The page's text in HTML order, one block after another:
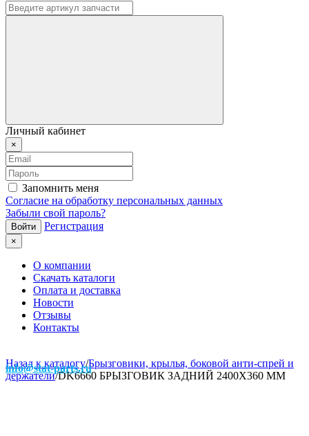
Личный кабинет
×
Запомнить меня
Согласие на обработку персональных данных
Забыли свой пароль?
Регистрация
×
О компании
Скачать каталоги
Оплата и доставка
Новости
Отзывы
Контакты
info@stat-parts.ru
Назад к каталогу/Брызговики, крылья, боковой анти-спрей и
держатели/DK6660 БРЫЗГОВИК ЗАДНИЙ 2400Х360 ММ